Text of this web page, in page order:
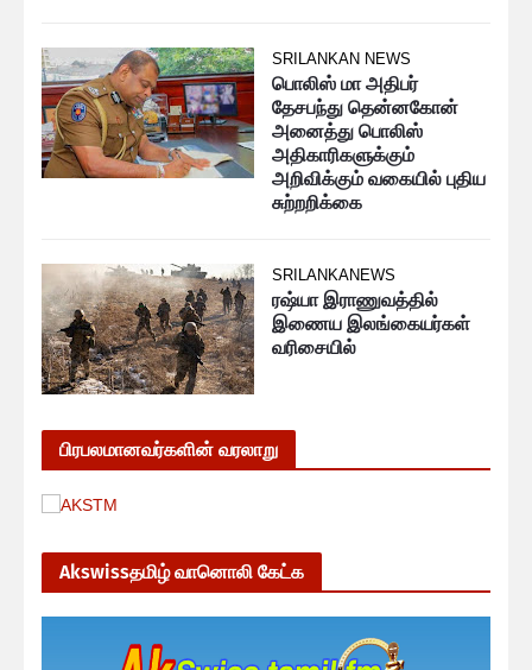
SRILANKAN NEWS
பொலிஸ் மா அதிபர்
தேசபந்து தென்னகோன்
அனைத்து பொலிஸ்
அதிகாரிகளுக்கும்
அறிவிக்கும் வகையில் புதிய
சுற்றறிக்கை
SRILANKANEWS
ரஷ்யா இராணுவத்தில்
இணைய இலங்கையர்கள்
வரிசையில்
பிரபலமானவர்களின் வரலாறு
Akswissதமிழ் வானொலி கேட்க